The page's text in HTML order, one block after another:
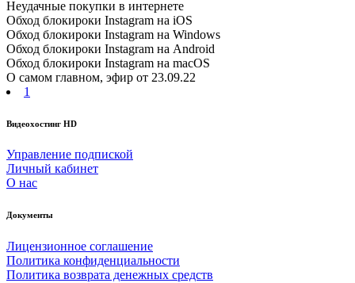
Неудачные покупки в интернете
Обход блокироки Instagram на iOS
Обход блокироки Instagram на Windows
Обход блокироки Instagram на Android
Обход блокироки Instagram на macOS
О самом главном, эфир от 23.09.22
1
Видеохостинг HD
Управление подпиской
Личный кабинет
О нас
Документы
Лицензионное соглашение
Политика конфиденциальности
Политика возврата денежных средств